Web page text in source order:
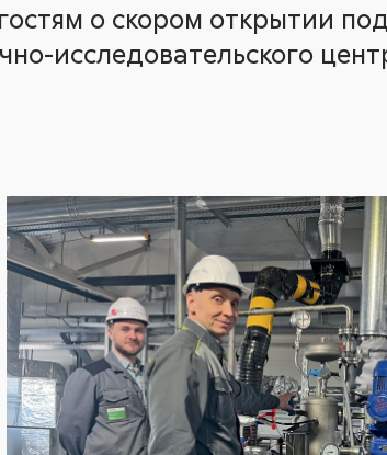
о скором открытии
исследовательского